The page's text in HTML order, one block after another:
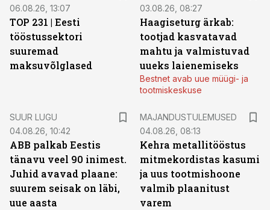
06.08.26, 13:07
TOP 231 | Eesti
tööstussektori
suuremad
maksuvõlglased
03.08.26, 08:27
Haagiseturg ärkab:
tootjad kasvatavad
mahtu ja valmistuvad
uueks laienemiseks
Bestnet avab uue müügi- ja
tootmiskeskuse
SUUR LUGU
04.08.26, 10:42
ABB palkab Eestis
tänavu veel 90 inimest.
Juhid avavad plaane:
suurem seisak on läbi,
uue aasta
MAJANDUSTULEMUSED
04.08.26, 08:13
Kehra metallitööstus
mitmekordistas kasumi
ja uus tootmishoone
valmib plaanitust
varem